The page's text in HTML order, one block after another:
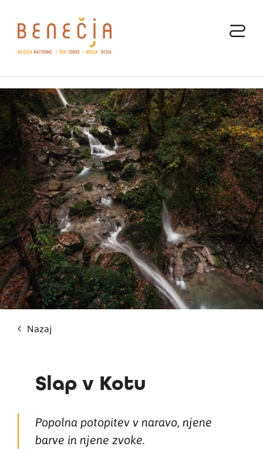
Nazaj
Slap v Kotu
Popolna potopitev v naravo, njene
barve in njene zvoke.